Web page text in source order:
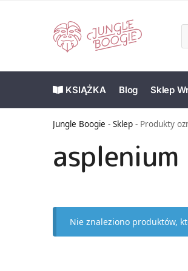
KSIĄŻKA Blog Sklep
Jungle Boogie - Sklep - Produkty
asplenium
Nie znaleziono produktów,